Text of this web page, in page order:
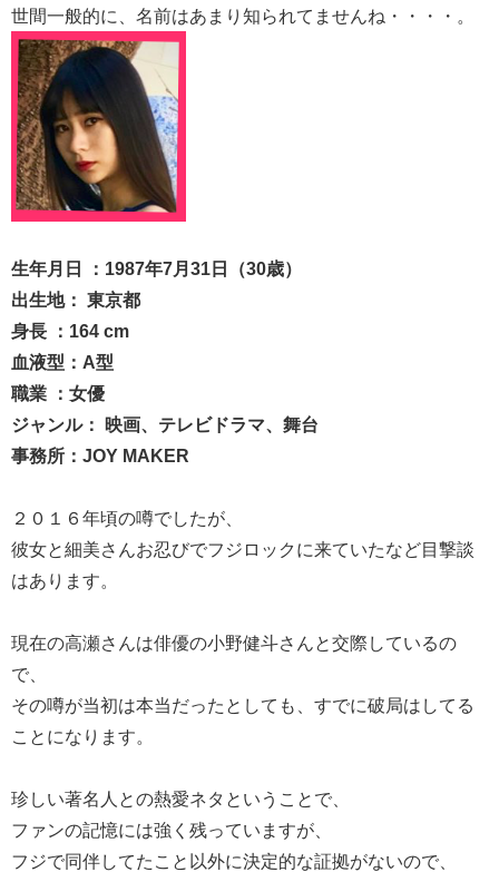
世間一般的に、名前はあまり知られてませんね・・・・。
生年月日 ：1987年7月31日（30歳）
出生地： 東京都
身長 ：164 cm
血液型：A型
職業 ：女優
ジャンル： 映画、テレビドラマ、舞台
事務所：JOY MAKER
２０１６年頃の噂でしたが、
彼女と細美さんお忍びでフジロックに来ていたなど目撃談
はあります。
現在の高瀬さんは俳優の小野健斗さんと交際しているの
で、
その噂が当初は本当だったとしても、すでに破局はしてる
ことになります。
珍しい著名人との熱愛ネタということで、
ファンの記憶には強く残っていますが、
フジで同伴してたこと以外に決定的な証拠がないので、